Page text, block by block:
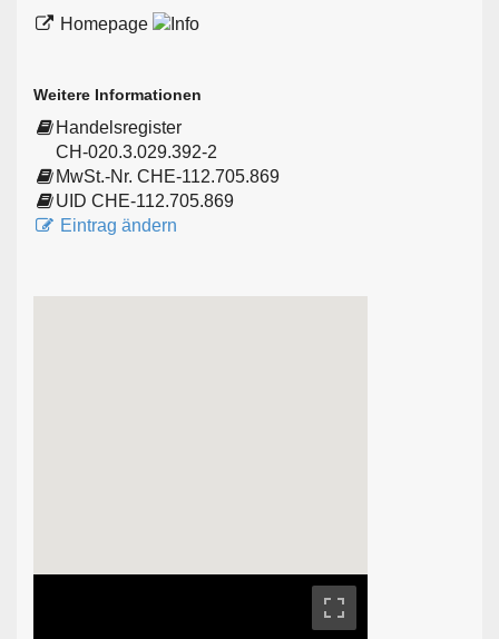
Homepage
Weitere Informationen
Handelsregister
CH-020.3.029.392-2
MwSt.-Nr. CHE-112.705.869
UID CHE-112.705.869
Eintrag ändern